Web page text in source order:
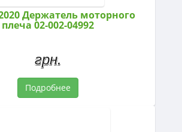
Держатель моторного
плеча 02-002-04992
грн.
Подробнее